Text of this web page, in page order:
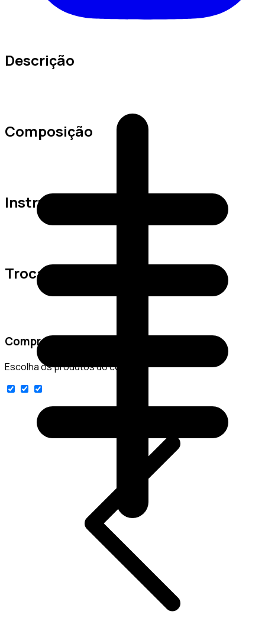
Descrição
Composição
Instruções de Lavagem
Trocas e Devoluções
Comprar conjunto
Escolha os produtos do conjunto